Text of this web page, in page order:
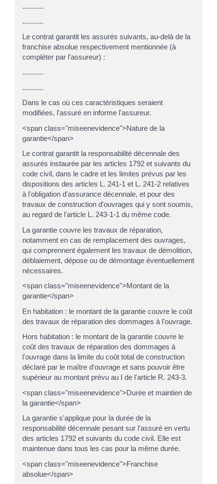
...........
...........
Le contrat garantit les assurés suivants, au-delà de la
franchise absolue respectivement mentionnée (à
compléter par l'assureur) :
...........
...........
Dans le cas où ces caractéristiques seraient
modifiées, l'assuré en informe l'assureur.
<span class="miseenevidence">Nature de la
garantie</span>
Le contrat garantit la responsabilité décennale des
assurés instaurée par les articles 1792 et suivants du
code civil, dans le cadre et les limites prévus par les
dispositions des articles L. 241-1 et L. 241-2 relatives
à l'obligation d'assurance décennale, et pour des
travaux de construction d'ouvrages qui y sont soumis,
au regard de l'article L. 243-1-1 du même code.
La garantie couvre les travaux de réparation,
notamment en cas de remplacement des ouvrages,
qui comprennent également les travaux de démolition,
déblaiement, dépose ou de démontage éventuellement
nécessaires.
<span class="miseenevidence">Montant de la
garantie</span>
En habitation : le montant de la garantie couvre le coût
des travaux de réparation des dommages à l'ouvrage.
Hors habitation : le montant de la garantie couvre le
coût des travaux de réparation des dommages à
l'ouvrage dans la limite du coût total de construction
déclaré par le maître d'ouvrage et sans pouvoir être
supérieur au montant prévu au I de l'article R. 243-3.
<span class="miseenevidence">Durée et maintien de
la garantie</span>
La garantie s'applique pour la durée de la
responsabilité décennale pesant sur l'assuré en vertu
des articles 1792 et suivants du code civil. Elle est
maintenue dans tous les cas pour la même durée.
<span class="miseenevidence">Franchise
absolue</span>